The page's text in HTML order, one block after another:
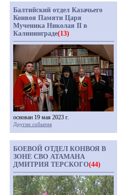
Балтийский отдел Казачьего
Конвоя Памяти Царя
Мученика Николая II в
Калининграде(13)
основан 19 мая 2023 г.
Другие события
БОЕВОЙ ОТДЕЛ КОНВОЯ В
ЗОНЕ СВО АТАМАНА
ДМИТРИЯ ТЕРСКОГО(44)